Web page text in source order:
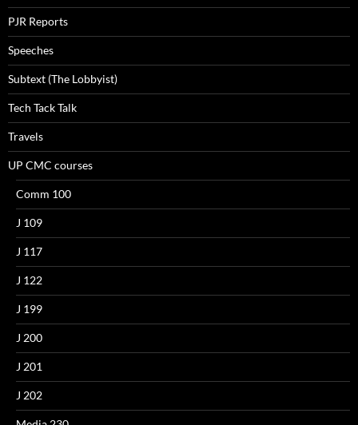
PJR Reports
Speeches
Subtext (The Lobbyist)
Tech Tack Talk
Travels
UP CMC courses
Comm 100
J 109
J 117
J 122
J 199
J 200
J 201
J 202